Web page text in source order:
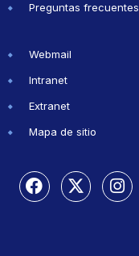
Preguntas frecuentes
Webmail
Intranet
Extranet
Mapa de sitio